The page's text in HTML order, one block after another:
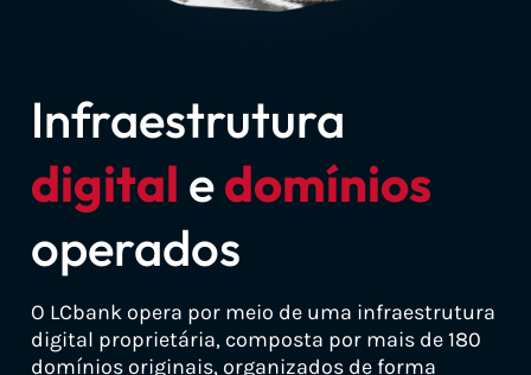
Infraestrutura
digital edomínios
operados
O LCbank opera por meio de uma infraestrutura
digital proprietária, composta por mais de 180
domínios originais, organizados de forma